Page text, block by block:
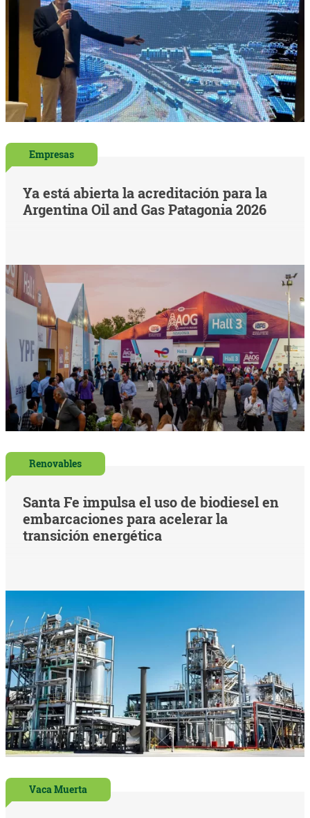
Empresas
Ya está abierta la acreditación para la
Argentina Oil and Gas Patagonia 2026
Renovables
Santa Fe impulsa el uso de biodiesel en
embarcaciones para acelerar la
transición energética
Vaca Muerta